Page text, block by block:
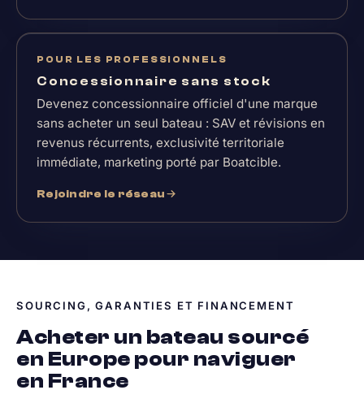
POUR LES PROFESSIONNELS
Concessionnaire sans stock
Devenez concessionnaire officiel d'une marque
sans acheter un seul bateau : SAV et révisions en
revenus récurrents, exclusivité territoriale
immédiate, marketing porté par Boatcible.
Rejoindre le réseau
SOURCING, GARANTIES ET FINANCEMENT
Acheter un bateau sourcé
en Europe pour naviguer
en France